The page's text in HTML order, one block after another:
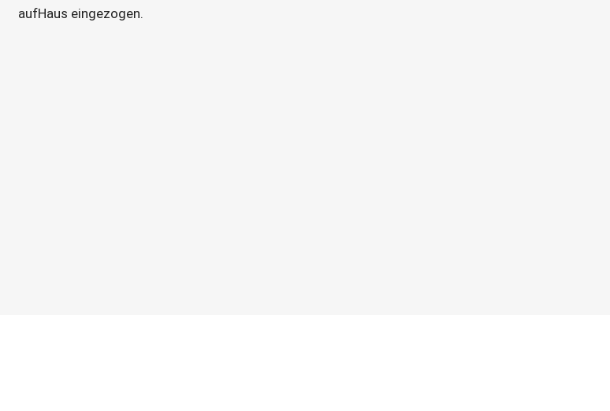
aufHaus eingezogen.